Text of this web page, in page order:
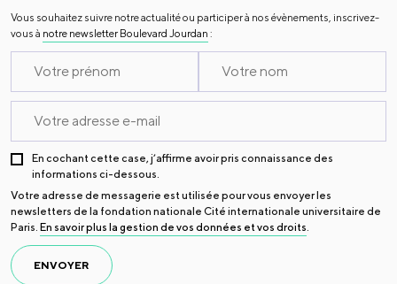
Vous souhaitez suivre notre actualité ou participer à nos évènements, inscrivez-
vous à notre newsletter Boulevard Jourdan :
En cochant cette case, j’affirme avoir pris connaissance des
informations ci-dessous.
Votre adresse de messagerie est utilisée pour vous envoyer les
newsletters de la fondation nationale Cité internationale universitaire de
Paris. En savoir plus la gestion de vos données et vos droits.
ENVOYER